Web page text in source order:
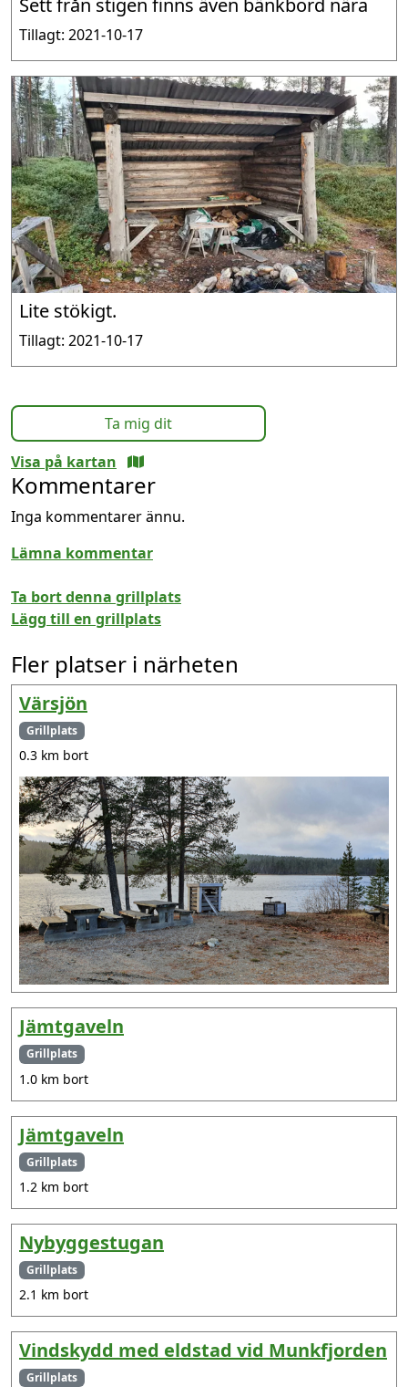
Sett från stigen finns även bänkbord nära
Tillagt: 2021-10-17
Lite stökigt.
Tillagt: 2021-10-17
Ta mig dit
Visa på kartan
Kommentarer
Inga kommentarer ännu.
Lämna kommentar
Ta bort denna grillplats
Lägg till en grillplats
Fler platser i närheten
Värsjön
Grillplats
0.3 km bort
Jämtgaveln
Grillplats
1.0 km bort
Jämtgaveln
Grillplats
1.2 km bort
Nybyggestugan
Grillplats
2.1 km bort
Vindskydd med eldstad vid Munkfjorden
Grillplats